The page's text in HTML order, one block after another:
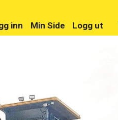
inn Min Side Logg ut